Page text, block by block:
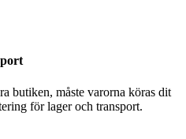
butiken, måste varorna köras dit
för lager och transport.